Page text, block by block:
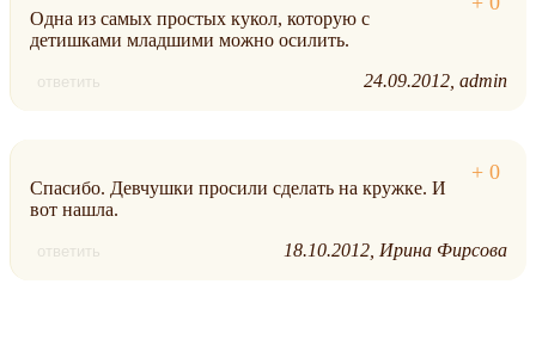
Одна из самых простых кукол, которую с
детишками младшими можно осилить.
ответить 24.09.2012 admin
Спасибо. Девчушки просили сделать на кружке. И
вот нашла.
ответить 18.10.2012 Ирина Фирсова